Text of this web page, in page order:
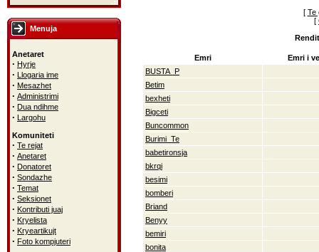
Menuja
Anetaret
· Hyrje
· Llogaria ime
· Mesazhet
· Administrimi
· Dua ndihme
· Largohu
Komuniteti
· Te rejat
· Anetaret
· Donatoret
· Sondazhe
· Temat
· Seksionet
· Kontributi juaj
· Kryelista
· Kryeartikujt
· Foto kompjuteri
[ Te
[
Emri
Emri i
BUSTA_P
Betim
bexheti
Bigceti
Buncommon
Burimi_Te
babetironsja
bkrqi
besimi
bomberi
Briand
Benyy
bemiri
bonita